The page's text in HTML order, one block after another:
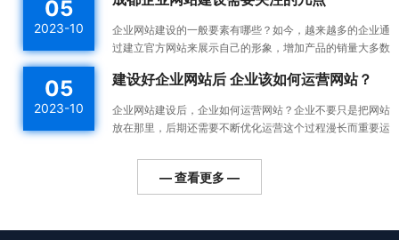
所以...
05
2023-10
企业网站建设的一般要素有哪些？如今，越来越多的企业通
过建立官方网站来展示自己的形象，增加产品的销量大多数
一件...
05
2023-10
建设好企业网站后 企业该如何运营网站？
企业网站建设后，企业如何运营网站？企业不要只是把网站
放在那里，后期还需要不断优化运营这个过程漫长而重要运
助更...
— 查看更多 —